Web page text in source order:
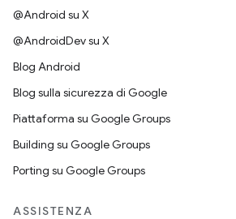
@Android su X
@AndroidDev su X
Blog Android
Blog sulla sicurezza di Google
Piattaforma su Google Groups
Building su Google Groups
Porting su Google Groups
ASSISTENZA